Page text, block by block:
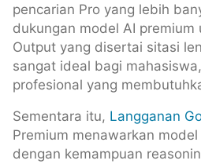
pencarian Pro yang lebih
dukungan model AI
Output yang disertai sitasi
sangat ideal bagi
profesional yang
Sementara itu, Langganan
Premium menawarkan
dengan kemampuan